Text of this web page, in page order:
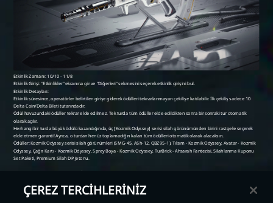
ÇEREZ TERCİHLERİNİZ